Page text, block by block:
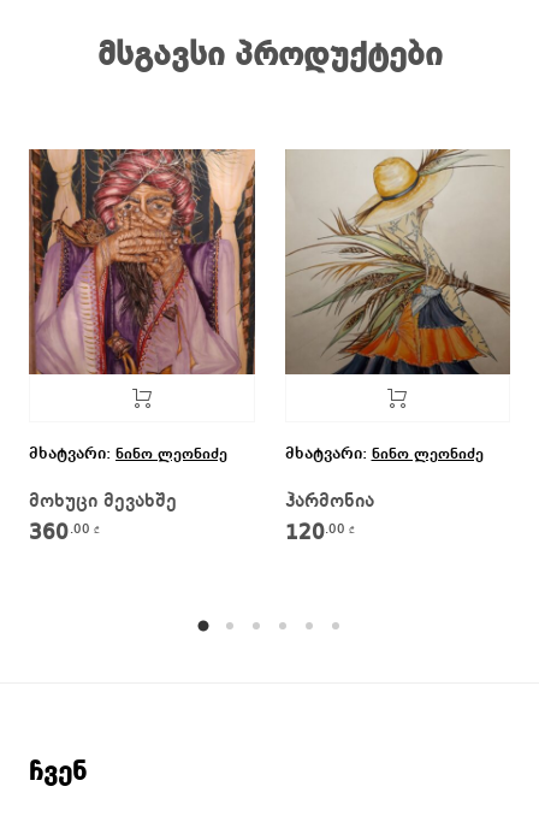
მსგავსი პროდუქტები
მხატვარი: ნინო ლეონიძე
მოხუცი მევახშე
360.00 ₾
მხატვარი: ნინო ლეონიძე
ჰარმონია
120.00₾
ჩვენ